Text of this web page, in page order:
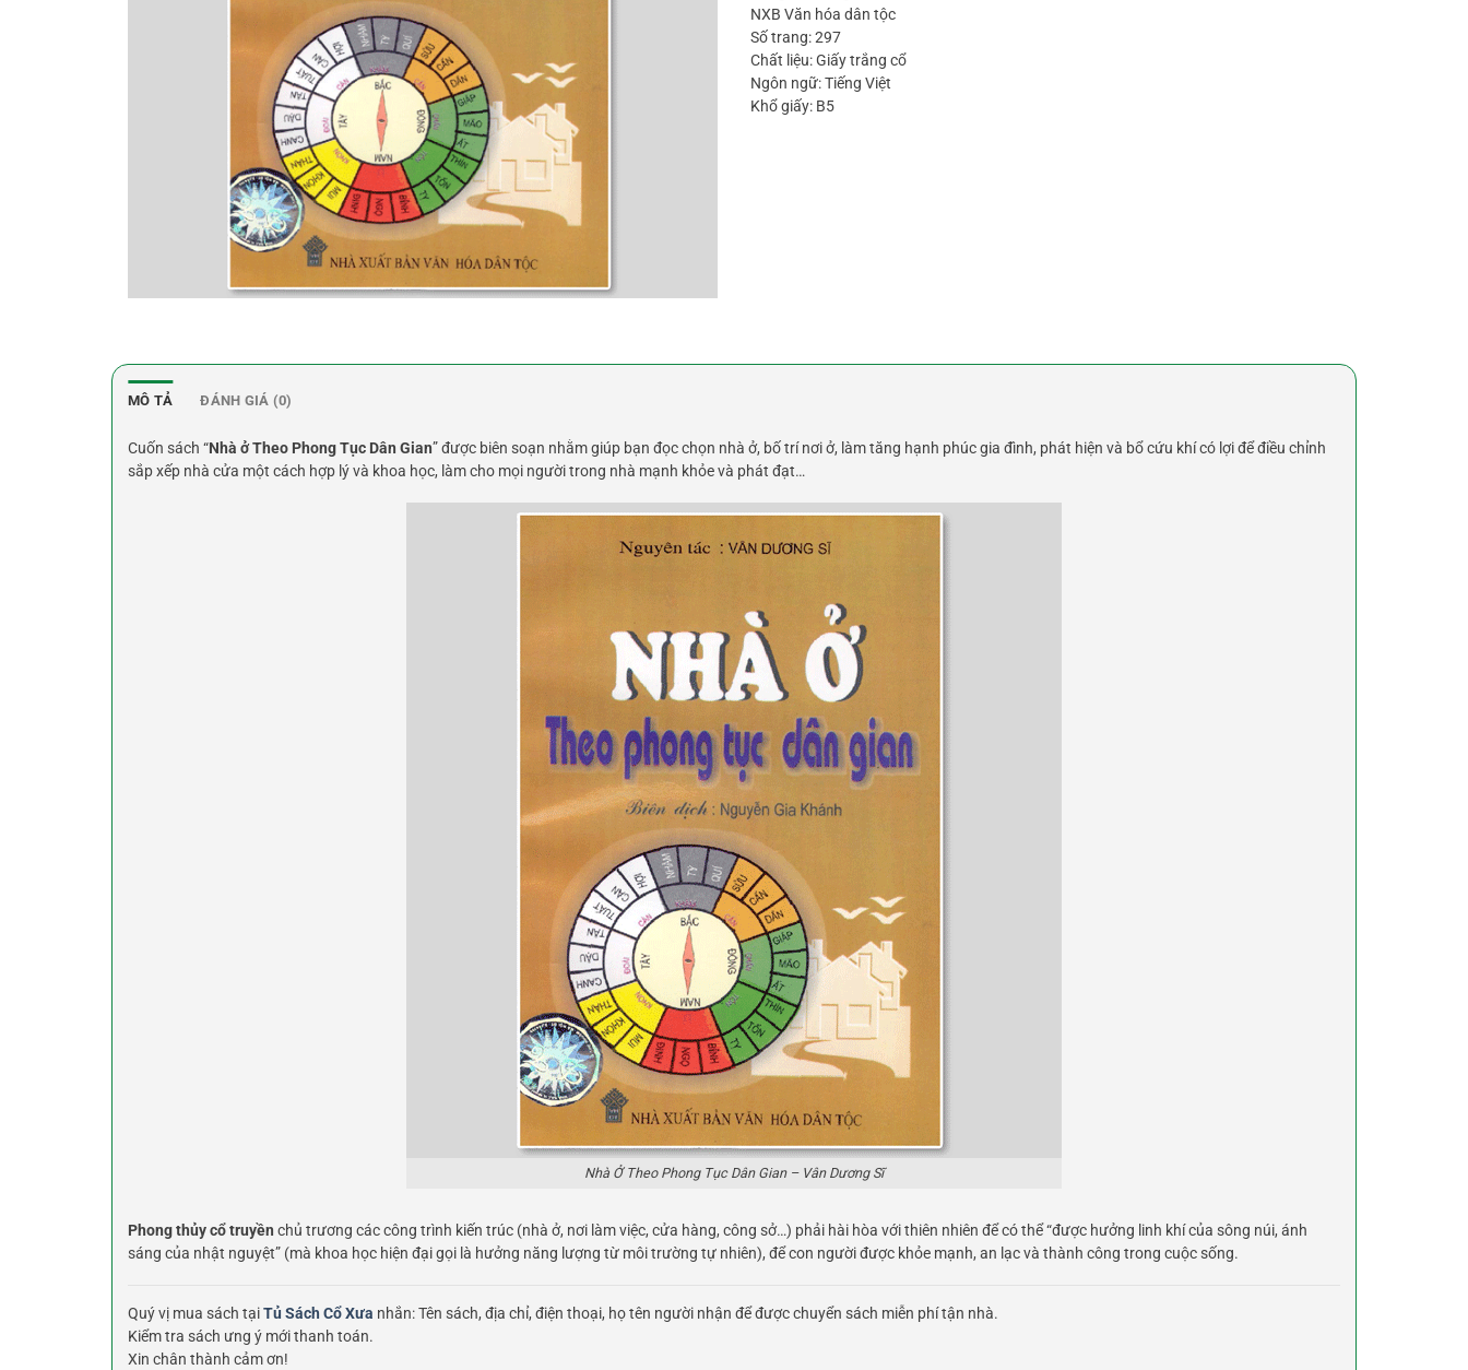
NXB Văn hóa dân tộc
Số trang: 297
Chất liệu: Giấy trắng cổ
Ngôn ngữ: Tiếng Việt
Khổ giấy: B5
MÔ TẢ ĐÁNH GIÁ (0)
Cuốn sách “Nhà ở Theo Phong Tục Dân Gian” được biên soạn nhằm giúp bạn đọc chọn nhà ở, bố trí nơi ở, làm tăng hạnh phúc gia đình, phát hiện và bổ cứu khí có lợi để điều chỉnh
sắp xếp nhà cửa một cách hợp lý và khoa học, làm cho mọi người trong nhà mạnh khỏe và phát đạt…
Nhà Ở Theo Phong Tục Dân Gian – Vân Dương Sĩ
Phong thủy cổ truyền chủ trương các công trình kiến trúc (nhà ở, nơi làm việc, cửa hàng, công sở…) phải hài hòa với thiên nhiên để có thể “được hưởng linh khí của sông núi, ánh
sáng của nhật nguyệt” (mà khoa học hiện đại gọi là hưởng năng lượng từ môi trường tự nhiên), để con người được khỏe mạnh, an lạc và thành công trong cuộc sống.
Quý vị mua sách tạiTủ Sách Cổ Xưa nhắn: Tên sách, địa chỉ, điện thoại, họ tên người nhận để được chuyển sách miễn phí tận nhà.
Kiểm tra sách ưng ý mới thanh toán.
Xin chân thành cảm ơn!